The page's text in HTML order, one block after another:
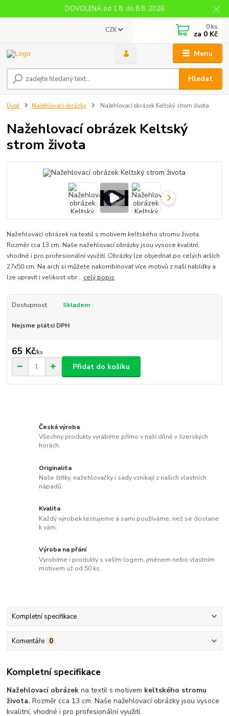
DOVOLENÁ od 1.8. do 8.8. 2026
Menu
CZK
Hledat
0 ks
za 0 Kč
Úvod Nažehlovací obrázky Nažehlovací obrázek Keltský strom života
Nažehlovací obrázek Keltský
strom života
Nažehlovací obrázek na textil s motivem keltského stromu života.
Rozměr cca 13 cm. Naše nažehlovací obrázky jsou vysoce kvalitní,
vhodné i pro profesionální využití. Obrázky lze objednat po celých arších
27x50 cm. Na arch si můžete nakombinovat více motivů z naší nabídky a
lze upravit i velikost obr... celý popis
Dostupnost Skladem
Nejsme plátci DPH
65 Kč/ks
Přidat do košíku
Česká výroba
Všechny produkty vyrábíme přímo v naší dílně v Jizerských
horách.
Originalita
Naše štítky, nažehlovačky i sady vznikají z našich vlastních
nápadů.
Kvalita
Každý výrobek testujeme a sami používáme, než se dostane
k vám.
Výroba na přání
Vyrobíme i produkty s vaším logem, jménem nebo vlastním
motivem už od 50 ks.
Kompletní specifikace
Komentáře 0
Kompletní specifikace
Nažehlovací obrázek na textil s motivem keltského stromu
života. Rozměr cca 13 cm. Naše nažehlovací obrázky jsou vysoce
kvalitní, vhodné i pro profesionální využití.